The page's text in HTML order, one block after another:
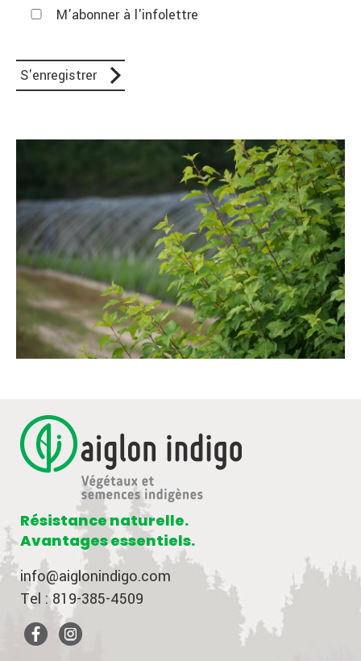
M'abonner à l'infolettre
Résistance naturelle.
Avantages essentiels.
info@aiglonindigo.com
Tel : 819-385-4509